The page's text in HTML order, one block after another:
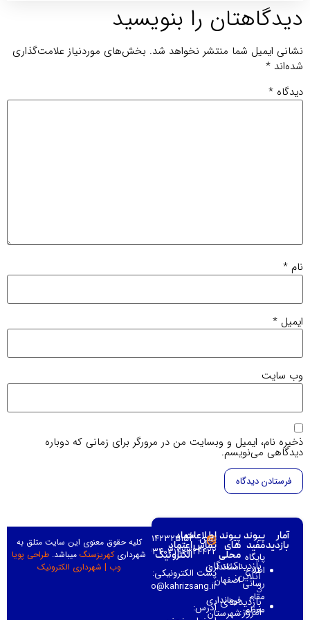
را بنویسید
ایمیل شما منتشر نخواهد شد. بخش‌های موردنیاز علامت‌گذاری
*
*
*
*
سایت
نام، ایمیل و وبسایت من در مرورگر برای زمانی که دوباره
می‌نویسم.
بازدید
بازدیدکنندگان
آنلاین:
بازدیدهای
امروز:
پیوند
مفید
پایگاه
اطلاع
رسانی
مقام
معظم
پیوند
های
محلی
استانداری
اصفهان
فرمانداری
شهرستان
اطلاعات
تماس
تلفن: ۰۳۱۴۲۳۲۵۱۵۳–
۰۳۱۴۲۳۲۳۴۳۴۰۳۱۴۲۳۲۴۴۲۲–
پست الکترونیکی:
info@kahrizsang.ir
آدرس:
نماد
اعتماد
الکترونیک
کلیه حقوق معنوی این سایت متلق به
شهرداریکهریزسنگمیباشد.طراحی پویا
|شهرداری الکترونیک